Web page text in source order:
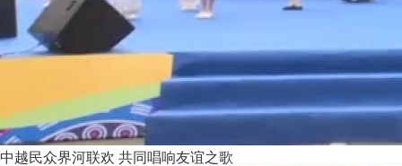
中越民众界河联欢 共同唱响友谊之歌